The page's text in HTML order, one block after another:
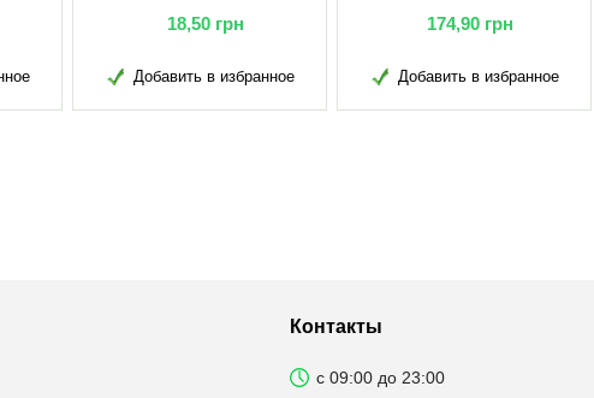
в избранное Добавить в избранное
Контакты
с 09:00 до 23:00